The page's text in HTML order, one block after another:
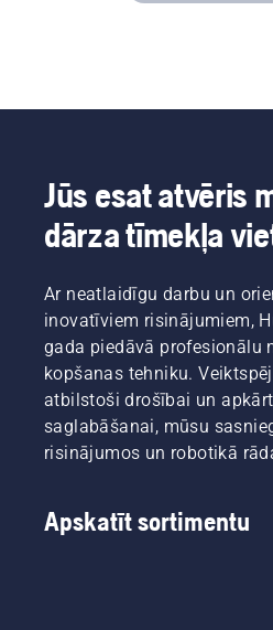
Jūs esat atvēris
dārza tīmekļa
Ar neatlaidīgu darbu un
inovatīviem risinājumiem,
gada piedāvā profesionālu
kopšanas tehniku.
atbilstoši drošībai un
saglabāšanai, mūsu
risinājumos un robotikā
Apskatīt sortimentu